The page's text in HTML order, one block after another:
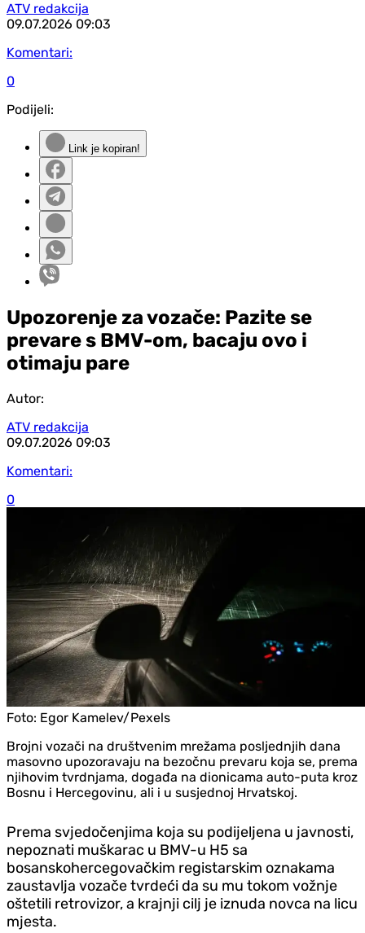
ATV redakcija
09.07.2026 09:03
Komentari:
0
Podijeli:
Link je kopiran!
Upozorenje za vozače: Pazite se
prevare s BMV-om, bacaju ovo i
otimaju pare
Autor:
ATV redakcija
09.07.2026 09:03
Komentari:
0
Foto: Egor Kamelev/Pexels
Brojni vozači na društvenim mrežama posljednjih dana
masovno upozoravaju na bezočnu prevaru koja se, prema
njihovim tvrdnjama, događa na dionicama auto-puta kroz
Bosnu i Hercegovinu, ali i u susjednoj Hrvatskoj.
Prema svjedočenjima koja su podijeljena u javnosti,
nepoznati muškarac u BMV-u H5 sa
bosanskohercegovačkim registarskim oznakama
zaustavlja vozače tvrdeći da su mu tokom vožnje
oštetili retrovizor, a krajnji cilj je iznuda novca na licu
mjesta.